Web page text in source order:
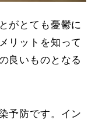
がとても憂鬱に
リットを知って
良いものとなる
予防です。イン